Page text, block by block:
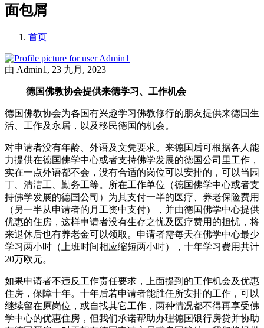
面包屑
首页
由 Admin1 , 23 九月, 2023
德国佛教协会提供来德学习、工作机会
德国佛教协会为各国有兴趣学习佛教修行的朋友提供来德国生
活、工作及永居，以及移民德国的机会。
对申请者没有年龄、外语及文凭要求。来德国后可根据各人能
力提供在德国佛学中心或者支持佛学发展的德国公司里工作，
实在一点外语都不会，没有合适的岗位可以安排的，可以当园
丁、清洁工、勤务工等。所在工作单位（德国佛学中心或者支
持佛学发展的德国公司）为其支付一半的医疗、养老保险费用
（另一半从申请者的月工资中支付），并由德国佛学中心提供
优惠的住房，这样申请者没有生存之忧及医疗费用的担忧，将
来退休后也有养老金可以领取。申请者需每天在佛学中心最少
学习两小时（上班时间相应缩短两小时），十年学习费用共计
20万欧元。
如果申请者不违反工作责任要求，上面提到的工作机会及优惠
住房，保障十年。十年后若申请者能胜任所安排的工作，可以
继续留在原岗位，或自找其它工作，两种情况都不得再享受佛
学中心的优惠住房，但我们承诺帮助办理德国银行房贷并协助